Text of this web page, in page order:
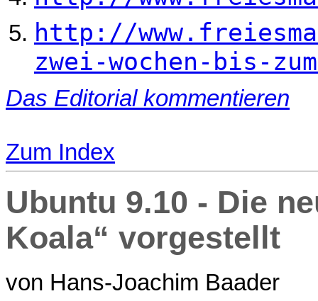
http://
zwei-wochen-bis-
Das Editorial kommentieren
Zum Index
Ubuntu 9.10 - Die
Koala“ vorgestellt
von Hans-Joachim Baader